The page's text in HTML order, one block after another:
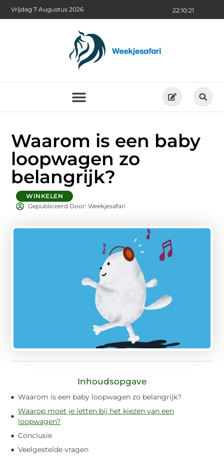
22:10:22
Vrijdag 7 Augustus 2026
Waarom is een baby
loopwagen zo
belangrijk?
WINKELEN
Gepubliceerd Door: Weekjesafari
Inhoudsopgave
Waarom is een baby loopwagen zo belangrijk?
Waarop moet je letten bij het kiezen van een
loopwagen?
Conclusie
Veelgestelde vragen